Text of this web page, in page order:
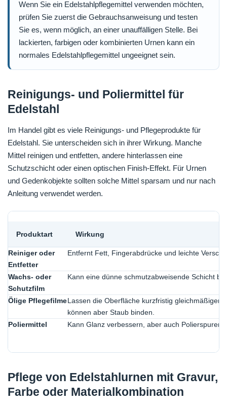
Wenn Sie ein Edelstahlpflegemittel verwenden möchten,
prüfen Sie zuerst die Gebrauchsanweisung und testen
Sie es, wenn möglich, an einer unauffälligen Stelle. Bei
lackierten, farbigen oder kombinierten Urnen kann ein
normales Edelstahlpflegemittel ungeeignet sein.
Reinigungs- und Poliermittel für
Edelstahl
Im Handel gibt es viele Reinigungs- und Pflegeprodukte für
Edelstahl. Sie unterscheiden sich in ihrer Wirkung. Manche
Mittel reinigen und entfetten, andere hinterlassen eine
Schutzschicht oder einen optischen Finish-Effekt. Für Urnen
und Gedenkobjekte sollten solche Mittel sparsam und nur nach
Anleitung verwendet werden.
Produktart Wirkung
Reiniger oder
Entfetter
Entfernt Fett, Fingerabdrücke und leichte
Wachs- oder
Schutzfilm
Kann eine dünne schmutzabweisende Schicht
Ölige PflegefilmeLassen die Oberfläche kurzfristig gleichmäßiger
können aber Staub binden.
Poliermittel
Kann Glanz verbessern, aber auch Polierspuren
Pflege von Edelstahlurnen mit Gravur,
Farbe oder Materialkombination